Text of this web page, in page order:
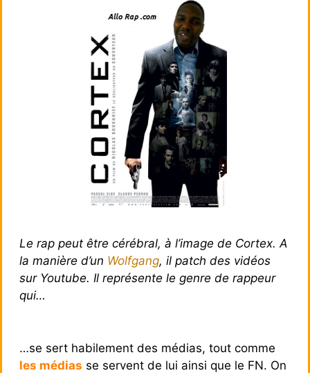
Le rap peut être cérébral, à l’image de Cortex. A
la manière d’un Wolfgang, il patch des vidéos
sur Youtube. Il représente le genre de rappeur
qui…
…se sert habilement des médias, tout comme
les médias se servent de lui ainsi que le FN. On